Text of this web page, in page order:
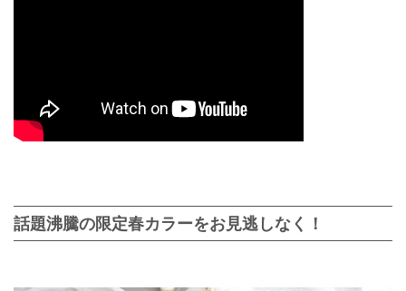
話題沸騰の限定春カラーをお見逃しなく！